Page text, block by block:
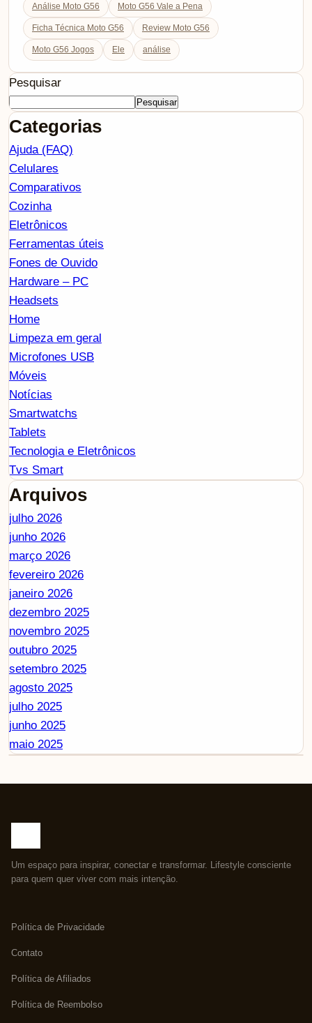
Análise Moto G56 Moto G56 Vale a Pena
Ficha Técnica Moto G56 Review Moto G56
Moto G56 Jogos Ele análise
Pesquisar
Pesquisar
Categorias
Ajuda (FAQ)
Celulares
Comparativos
Cozinha
Eletrônicos
Ferramentas úteis
Fones de Ouvido
Hardware – PC
Headsets
Home
Limpeza em geral
Microfones USB
Móveis
Notícias
Smartwatchs
Tablets
Tecnologia e Eletrônicos
Tvs Smart
Arquivos
julho 2026
junho 2026
março 2026
fevereiro 2026
janeiro 2026
dezembro 2025
novembro 2025
outubro 2025
setembro 2025
agosto 2025
julho 2025
junho 2025
maio 2025
Um espaço para inspirar, conectar e transformar. Lifestyle consciente
para quem quer viver com mais intenção.
Política de Privacidade
Contato
Política de Afiliados
Política de Reembolso